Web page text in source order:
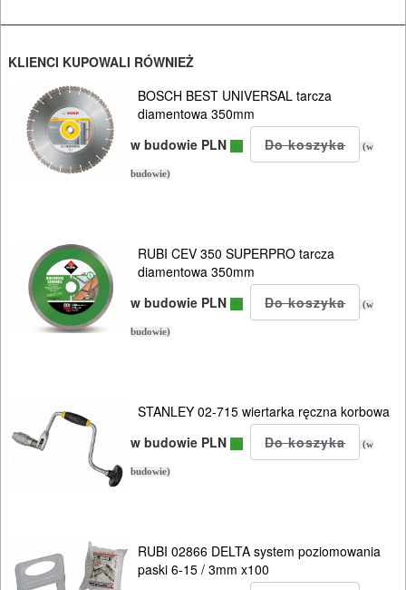
PNEUMATYCZNE
AKCESORIA
KOMPRESORY
NARZĘDZIA
URZĄDZENIA
ROZRUCHOWE
PROSTOWNIKI
AGREGATY
PRĄDOWE
BHP
KLIENCI KUPOWALI RÓWNIEŻ
BOSCH BEST UNIVERSAL tarcza
diamentowa 350mm
w budowie PLN
(w
budowie)
RUBI CEV 350 SUPERPRO tarcza
diamentowa 350mm
w budowie PLN
(w
budowie)
STANLEY 02-715 wiertarka ręczna korbowa
w budowie PLN
(w
budowie)
RUBI 02866 DELTA system poziomowania
paski 6-15 / 3mm x100